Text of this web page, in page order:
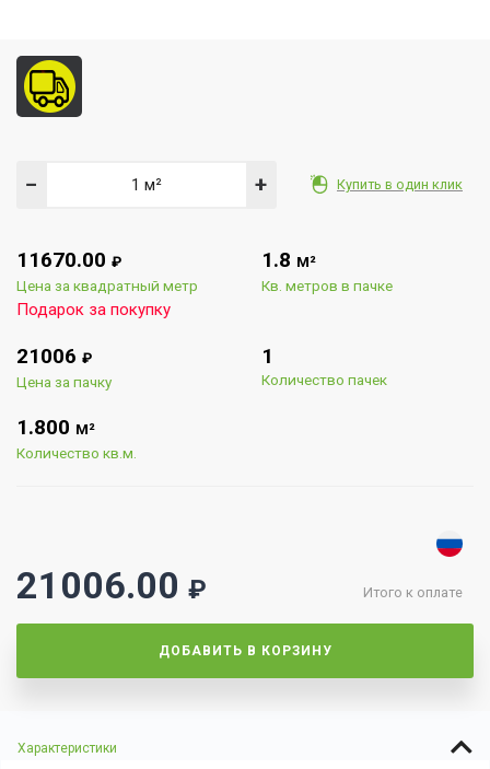
Купить в один клик
− +
11670.00 ₽
Цена за квадратный метр
Подарок за покупку
1.8 М²
Кв. метров в пачке
21006 ₽
Цена за пачку
1
Количество пачек
1.800 М²
Количество кв.м.
Итого к оплате
21006.00 ₽
ДОБАВИТЬ В КОРЗИНУ
Характеристики